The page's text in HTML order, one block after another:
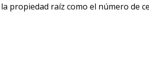
propiedad raíz como el número de